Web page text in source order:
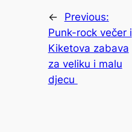
←
Previous:
Punk-rock večer i
Kiketova zabava
za veliku i malu
djecu